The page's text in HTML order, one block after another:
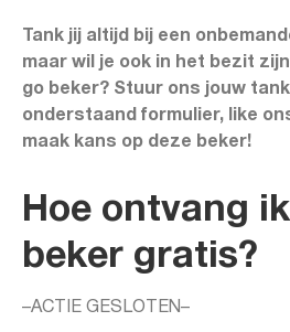
Tank jij altijd bij een
maar wil je ook in het bezit
go beker? Stuur ons jouw
onderstaand formulier, like
maak kans op deze beker!
Hoe ontvang
beker gratis?
–ACTIE GESLOTEN–